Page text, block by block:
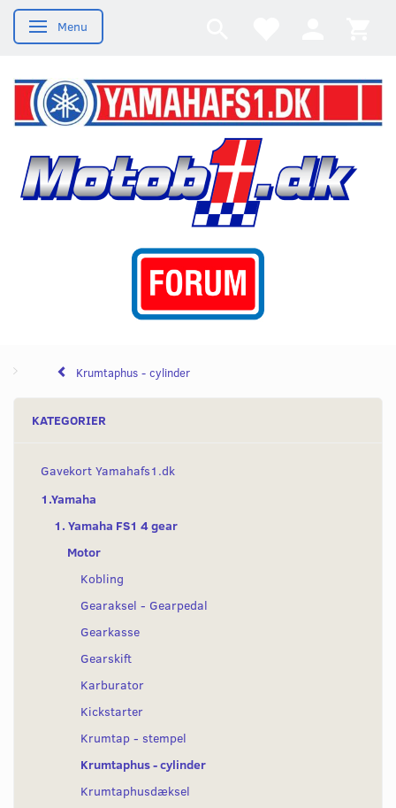
Skifte navigation
Menu
Krumtaphus - cylinder
KATEGORIER
Gavekort Yamahafs1.dk
1.Yamaha
1. Yamaha FS1 4 gear
Motor
Kobling
Gearaksel - Gearpedal
Gearkasse
Gearskift
Karburator
Kickstarter
Krumtap - stempel
Krumtaphus - cylinder
Krumtaphusdæksel